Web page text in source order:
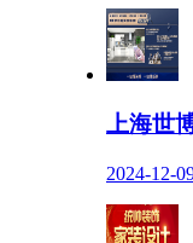
上海世
2024-12-